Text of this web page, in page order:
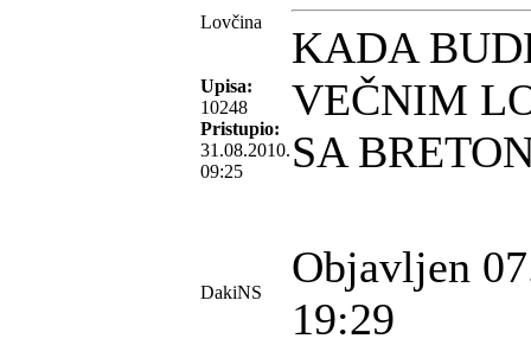
Lovčina
Upisa:
10248
Pristupio:
31.08.2010.
09:25
KADA
VEČNIM
SA
DakiNS
Objavljen
19:29